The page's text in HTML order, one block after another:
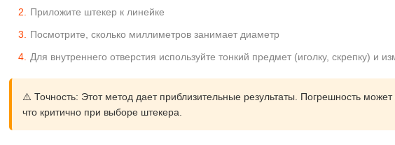
Приложите штекер к линейке
Посмотрите, сколько миллиметров занимает диаметр
Для внутреннего отверстия используйте тонкий предмет (иголку, скрепку) и
⚠️ Точность: Этот метод дает приблизительные результаты. Погрешность может
что критично при выборе штекера.